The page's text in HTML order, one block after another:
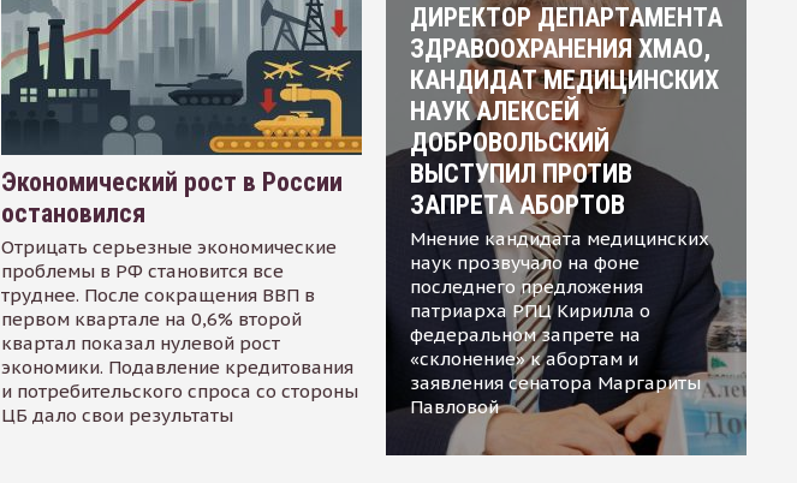
Экономический рост в России
остановился
Отрицать серьезные экономические
проблемы в РФ становится все
труднее. После сокращения ВВП в
первом квартале на 0,6% второй
квартал показал нулевой рост
экономики. Подавление кредитования
и потребительского спроса со стороны
ЦБ дало свои результаты
ДИРЕКТОР ДЕПАРТАМЕНТА
ЗДРАВООХРАНЕНИЯ ХМАО,
КАНДИДАТ МЕДИЦИНСКИХ
НАУК АЛЕКСЕЙ
ДОБРОВОЛЬСКИЙ
ВЫСТУПИЛ ПРОТИВ
ЗАПРЕТА АБОРТОВ
Мнение кандидата медицинских
наук прозвучало на фоне
последнего предложения
патриарха РПЦ Кирилла о
федеральном запрете на
«склонение» к абортам и
заявления сенатора Маргариты
Павловой